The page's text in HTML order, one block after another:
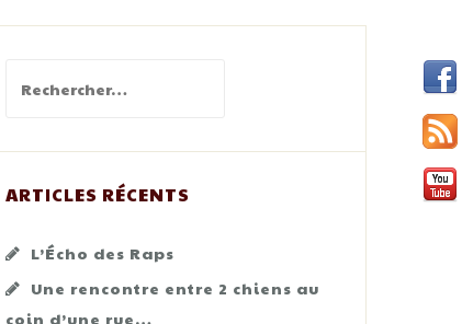
ARTICLES RÉCENTS
L’Écho des Raps
Une rencontre entre 2 chiens au
coin d’une rue…